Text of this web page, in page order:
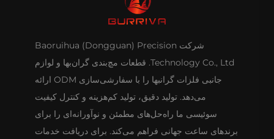
شرکت Baoruihua (Dongguan) Precision
Technology Co., Ltd. قطعات مچ‌بندی گران‌بها و لوازم
جانبی فلزات گرانبها را با سفارشی‌سازی ODM ارائه
می‌دهد. تولید دقیق، تولید کم‌هزینه و کنترل کیفیت
سوئیسی ما راه‌حل‌های مطمئن و نوآورانه‌ای را برای
برندهای ساعت جهانی فراهم می‌کند. برای دریافت خدمات